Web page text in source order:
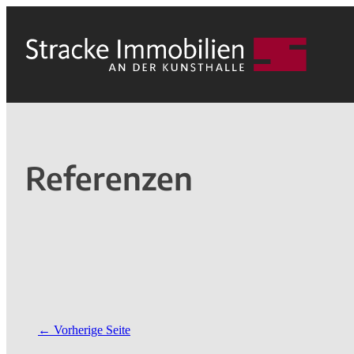
Referenzen
Vorherige Seite